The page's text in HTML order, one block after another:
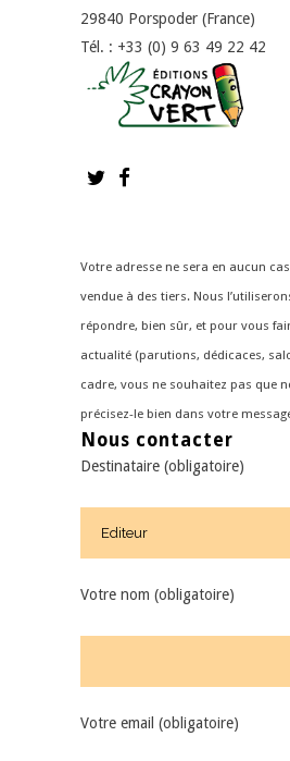
29840 Porspoder (France)
Tél. : +33 (0) 9 63 49 22 42
Votre adresse ne sera en aucun
vendue à des tiers. Nous
répondre, bien sûr, et pour vous
actualité (parutions, dédicaces,
cadre, vous ne souhaitez pas que
précisez-le bien dans votre
Nous contacter
Destinataire (obligatoire)
Votre nom (obligatoire)
Votre email (obligatoire)